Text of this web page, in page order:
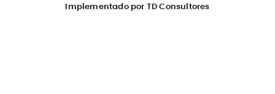
Implementado por TD Consultores